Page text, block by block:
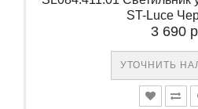
ST-Luce
3 690
УТОЧНИТЬ